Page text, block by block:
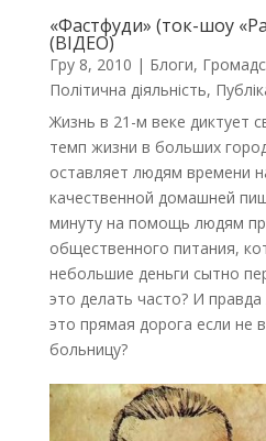
«Фастфуди» (ток-шоу
(ВІДЕО)
Гру 8, 2010 | Блоги,
Політична діяльність,
Жизнь в 21-м веке диктует
темп жизни в больших
оставляет людям времени
качественной домашней
минуту на помощь людям
общественного питания,
небольшие деньги сытно
это делать часто? И
это прямая дорога если не
больницу?